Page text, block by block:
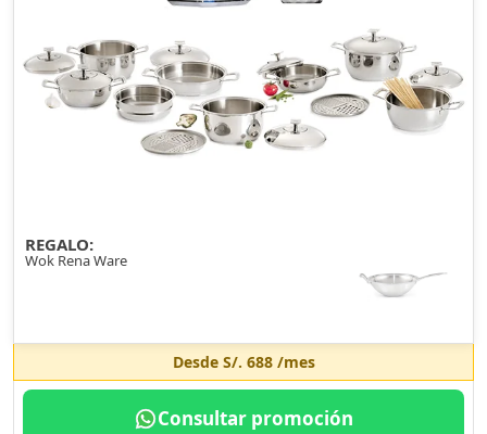
REGALO:
Wok Rena Ware
Desde S/. 688/mes
Consultar promoción